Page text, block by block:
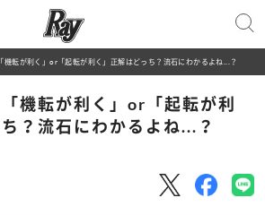
機転が利く」or「起転が利く」正解はどっち？流石にわかるよね...？
「機転が利く」or「起転が利
？流石にわかるよね...？